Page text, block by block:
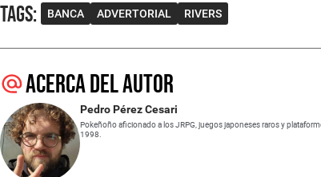
Tags: BANCA ADVERTORIAL RIVERS
Acerca del autor
Pedro Pérez Cesari
Pokeñoño aficionado a los JRPG, juegos japoneses raros y
1998.